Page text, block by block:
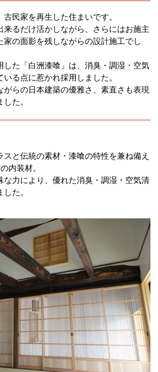
古民家を再生した住まいです。
来るだけ活かしながら、さらにはお施主
家の面影を残しながらの設計施工でし
した「白洲漆喰」は、消臭・調湿・空気
る点に惹かれ採用しました。
がらの日本建築の優雅さ、素直さも表現
た。
スと伝統の素材・漆喰の特性を兼ね備え
内装材。
な力により、優れた消臭・調湿・空気清
た。